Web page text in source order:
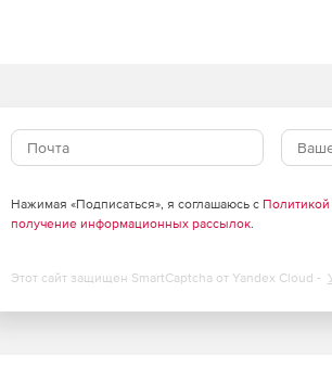
Нажимая «Подписаться», я соглашаюсь с
получение информационных рассылок.
Этот сайт защищен SmartCaptcha от Yandex Cloud -